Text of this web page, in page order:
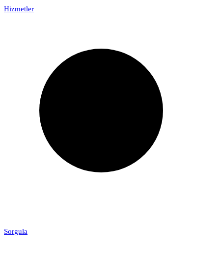
Hizmetler
Sorgula